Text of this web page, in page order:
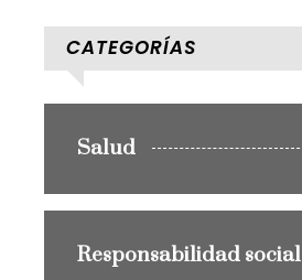
CATEGORÍAS
Salud
Responsabilidad social